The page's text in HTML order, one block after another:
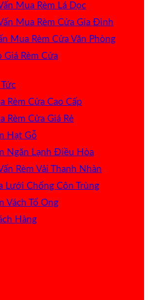
Mua Rèm Lá Dọc
Mua Rèm Cửa Gia Đình
Mua Rèm Cửa Văn Phòng
Giá Rèm Cửa
Rèm Cửa Cao Cấp
Rèm Cửa Giá Rẻ
Hạt Gỗ
Ngăn Lạnh Điều Hòa
Rèm Vải Thanh Nhàn
Lưới Chống Côn Trùng
Vách Tổ Ong
Hàng